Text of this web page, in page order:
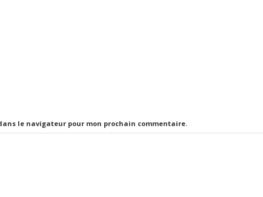
le navigateur pour mon prochain commentaire.